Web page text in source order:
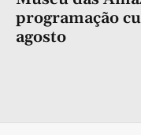
programação
agosto